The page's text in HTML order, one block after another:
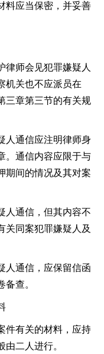
应当保密，并妥善
师会见犯罪嫌疑人
机关也不应派员在
三章第三节的有关规
通信应注明律师身
。通信内容应限于与
期间的情况及其对案
通信，但其内容不
关同案犯罪嫌疑人及
通信，应保留信函
查。
有关的材料，应持
二人进行。